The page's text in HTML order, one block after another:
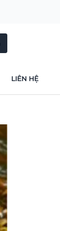
LIÊN HỆ